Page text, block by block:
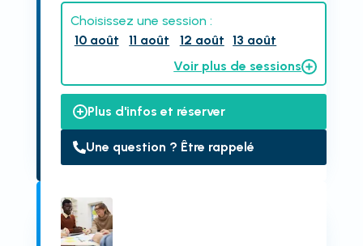
Choisissez une session :
10 août
11 août 12 août 13 août
Voir plus de sessions
Plus d'infos et réserver
Une question ? Être rappelé